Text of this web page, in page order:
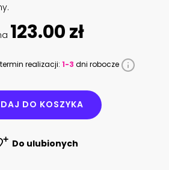
123.00 zł
realizacji: 1-3 dni robocze
DO KOSZYKA
Do ulubionych